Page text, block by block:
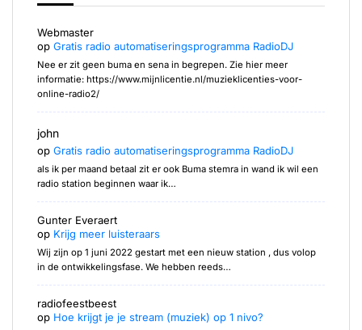
Webmaster
op Gratis radio automatiseringsprogramma RadioDJ
Nee er zit geen buma en sena in begrepen. Zie hier meer
informatie: https://www.mijnlicentie.nl/muzieklicenties-voor-
online-radio2/
john
op Gratis radio automatiseringsprogramma RadioDJ
als ik per maand betaal zit er ook Buma stemra in wand ik wil een
radio station beginnen waar ik…
Gunter Everaert
op Krijg meer luisteraars
Wij zijn op 1 juni 2022 gestart met een nieuw station , dus volop
in de ontwikkelingsfase. We hebben reeds…
radiofeestbeest
op Hoe krijgt je je stream (muziek) op 1 nivo?